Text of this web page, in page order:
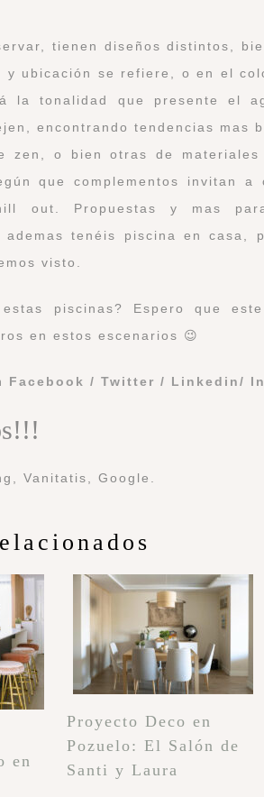
tienen diseños distintos,
y ubicación se refiere, o en el
la tonalidad que presente el
encontrando tendencias mas
zen, o bien otras de materiales
que complementos invitan a
out. Propuestas y mas
ademas tenéis piscina en casa,
visto.
piscinas? Espero que
en estos escenarios 😉
Facebook / Twitter / Linkedin/
Vanitatis, Google.
en
Proyecto Deco en
Pozuelo: El Salón de
Santi y Laura